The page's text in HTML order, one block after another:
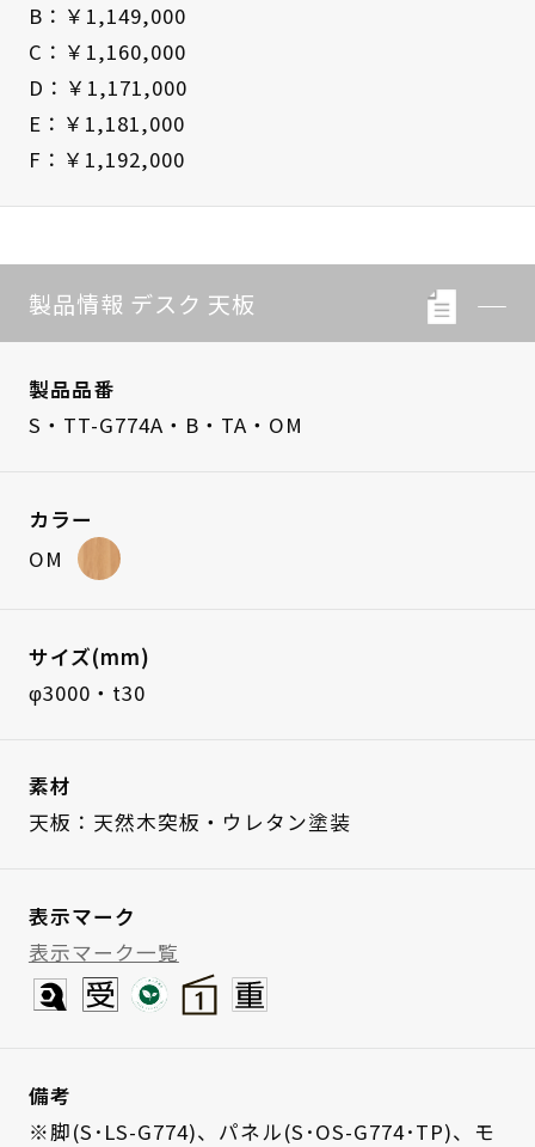
B：￥1,149,000
C：￥1,160,000
D：￥1,171,000
E：￥1,181,000
F：￥1,192,000
製品情報 デスク 天板
製品品番
S・TT-G774A・B・TA・OM
カラー
OM
サイズ(mm)
φ3000・t30
素材
天板：天然木突板・ウレタン塗装
表示マーク
表示マーク一覧
備考
※脚(S･LS-G774)、パネル(S･OS-G774･TP)、モ